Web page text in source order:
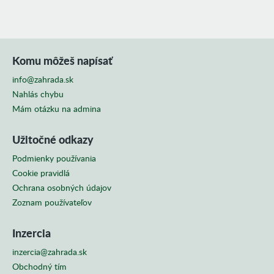
Komu môžeš napísať
info@zahrada.sk
Nahlás chybu
Mám otázku na admina
Užitočné odkazy
Podmienky používania
Cookie pravidlá
Ochrana osobných údajov
Zoznam používateľov
Inzercia
inzercia@zahrada.sk
Obchodný tím